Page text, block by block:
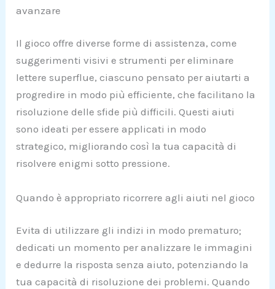
avanzare
Il gioco offre diverse forme di assistenza, come
suggerimenti visivi e strumenti per eliminare
lettere superflue, ciascuno pensato per aiutarti a
progredire in modo più efficiente, che facilitano la
risoluzione delle sfide più difficili. Questi aiuti
sono ideati per essere applicati in modo
strategico, migliorando così la tua capacità di
risolvere enigmi sotto pressione.
Quando è appropriato ricorrere agli aiuti nel gioco
Evita di utilizzare gli indizi in modo prematuro;
dedicati un momento per analizzare le immagini
e dedurre la risposta senza aiuto, potenziando la
tua capacità di risoluzione dei problemi. Quando